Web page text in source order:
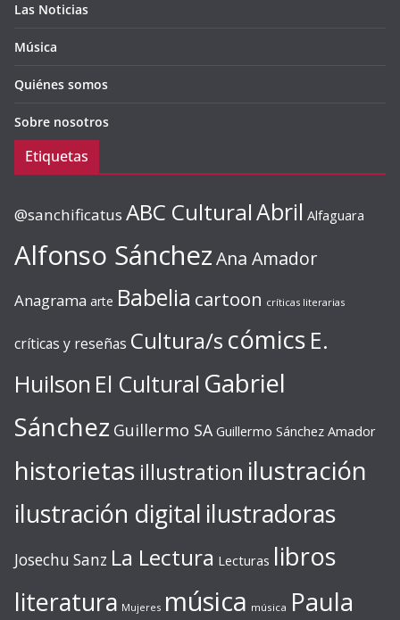
Las Noticias
Música
Quiénes somos
Sobre nosotros
Etiquetas
@sanchificatus ABC CulturalAbril Alfaguara
Alfonso SánchezAna Amador
Anagrama arte Babelia cartoon críticas literarias
críticas y reseñas Cultura/s cómics E.
Huilson El Cultural Gabriel
Sánchez Guillermo SA Guillermo Sánchez Amador
historietas illustration ilustración
ilustración digital ilustradoras
Josechu Sanz La Lectura Lecturas libros
literatura Mujeres música música Paula